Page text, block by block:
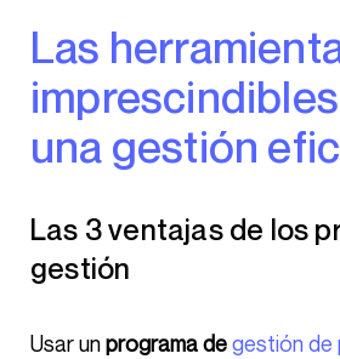
Las herramientas
una gestión
Las 3 ventajas de los programas de
gestión
Usar unprograma degestión